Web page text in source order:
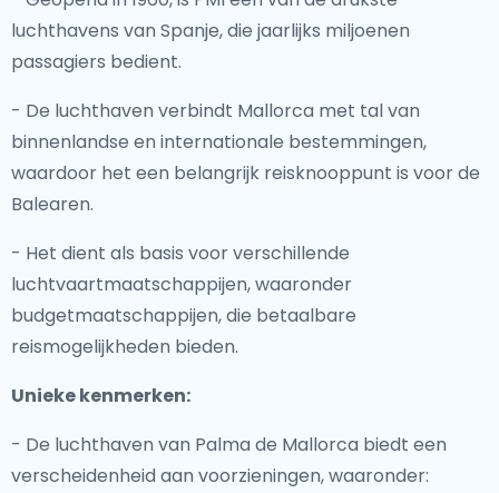
luchthavens van Spanje, die jaarlijks miljoenen
passagiers bedient.
- De luchthaven verbindt Mallorca met tal van
binnenlandse en internationale bestemmingen,
waardoor het een belangrijk reisknooppunt is voor de
Balearen.
- Het dient als basis voor verschillende
luchtvaartmaatschappijen, waaronder
budgetmaatschappijen, die betaalbare
reismogelijkheden bieden.
Unieke kenmerken:
- De luchthaven van Palma de Mallorca biedt een
verscheidenheid aan voorzieningen, waaronder: